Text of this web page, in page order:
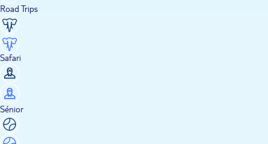
Road Trips
Safari
Sénior